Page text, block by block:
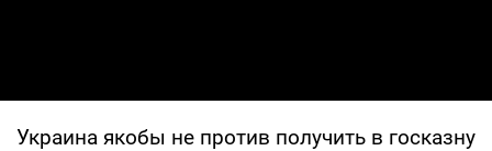
Украина якобы не против получить в госказну